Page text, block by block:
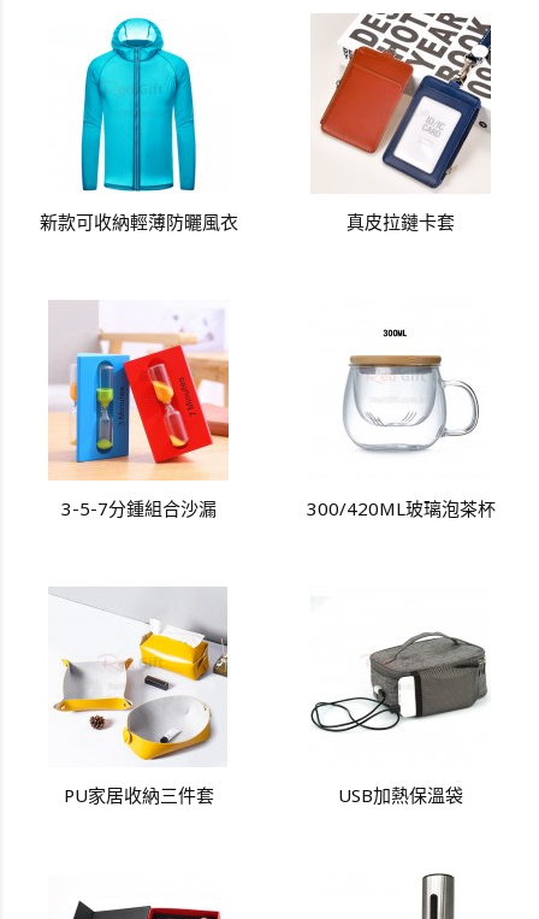
新款可收納輕薄防曬風衣 真皮拉鏈卡套
3-5-7分鍾組合沙漏 300/420ML玻璃泡茶杯
PU家居收納三件套 USB加熱保溫袋